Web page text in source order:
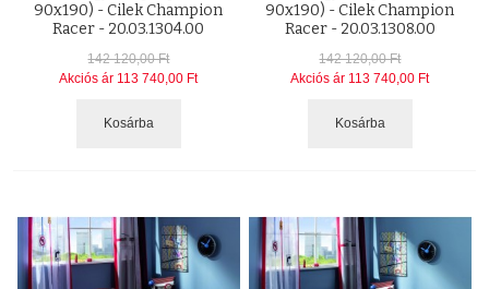
90x190) - Cilek Champion
Racer - 20.03.1304.00
142 120,00 Ft
Akciós ár 113 740,00 Ft
Kosárba
90x190) - Cilek Champion
Racer - 20.03.1308.00
142 120,00 Ft
Akciós ár 113 740,00 Ft
Kosárba